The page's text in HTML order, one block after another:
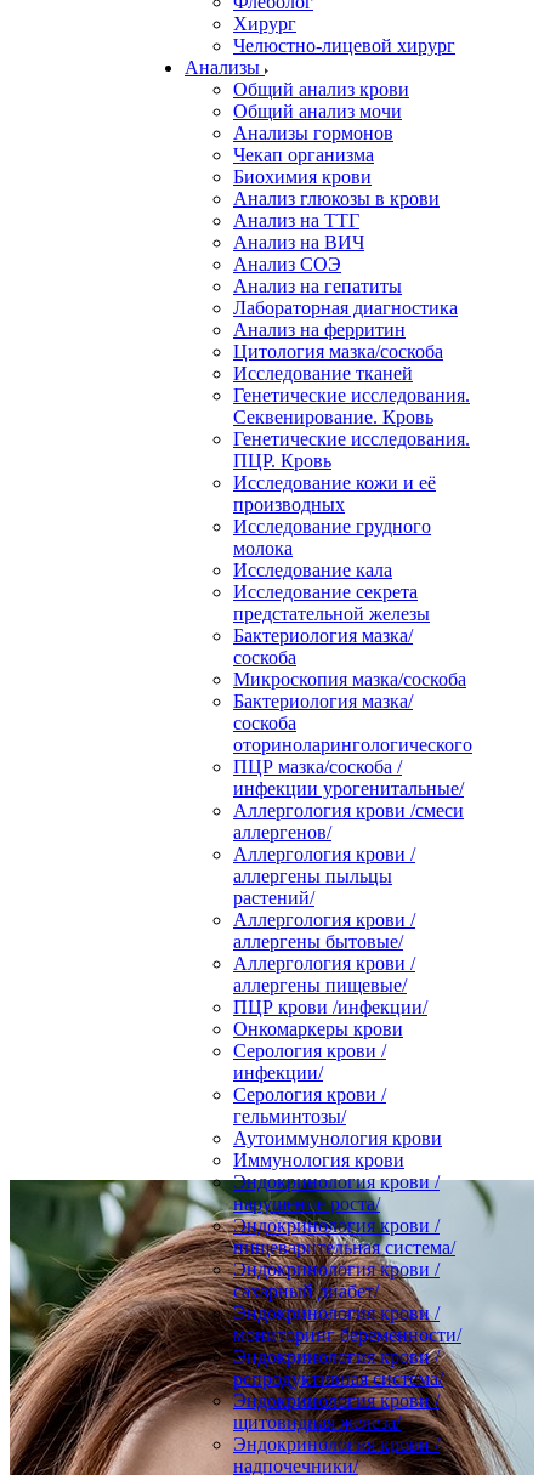
Хирург
Челюстно-лицевой хирург
Анализы
Общий анализ крови
Общий анализ мочи
Анализы гормонов
Чекап организма
Биохимия крови
Анализ глюкозы в крови
Анализ на ТТГ
Анализ на ВИЧ
Анализ СОЭ
Анализ на гепатиты
Лабораторная диагностика
Анализ на ферритин
Цитология мазка/соскоба
Исследование тканей
Генетические исследования.
Секвенирование. Кровь
Генетические исследования.
ПЦР. Кровь
Исследование кожи и её
производных
Исследование грудного
молока
Исследование кала
Исследование секрета
предстательной железы
Бактериология мазка/
соскоба
Микроскопия мазка/соскоба
Бактериология мазка/
соскоба
оториноларингологического
ПЦР мазка/соскоба /
инфекции урогенитальные/
Аллергология крови /смеси
аллергенов/
Аллергология крови /
аллергены пыльцы
растений/
Аллергология крови /
аллергены бытовые/
Аллергология крови /
аллергены пищевые/
ПЦР крови /инфекции/
Онкомаркеры крови
Серология крови /
инфекции/
Серология крови /
гельминтозы/
Аутоиммунология крови
Иммунология крови
Эндокринология крови /
нарушение роста/
Эндокринология крови /
пищеварительная система/
Эндокринология крови /
сахарный диабет/
Эндокринология крови /
мониторинг беременности/
Эндокринология крови /
репродуктивная система/
Эндокринология крови /
щитовидная железа/
Эндокринология крови /
надпочечники/